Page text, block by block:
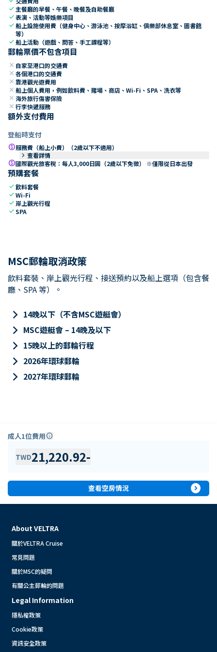
check 主餐廳的早餐、午餐、晚餐及自助餐廳
check表演、活動等娛樂項目
check船上設施使用費（健身中心、游泳池、按摩浴缸、俱樂部休息室、圖書館
等）
check船上活動（遊戲、問答、手工課程等）
郵輪票價不包含項目
close 自家至港口的交通費
close 各個港口的交通費
close 靠港觀光遊費用
close 船上個人費用，例如飲料費、賭場、商店、Wi-Fi、SPA、洗衣等
close 海外旅行傷害保險
close 行李快遞服務
額外支付費用
登船時支付
paid服務費（船上小費）（2歲以下不適用）
keyboard_arrow_right 查看詳情
paid國際觀光旅客稅：每人3,000日圓（2歲以下免徵） ※僅限從日本出發
預購套餐
check飲料套餐
checkWi-Fi
check 岸上觀光行程
checkSPA
MSC郵輪取消政策
飲料套裝、岸上觀光行程、接送預約以及船上選項（包含餐
廳、SPA 等）。
keyboard_arrow_right 14晚以下（不含MSC遊艇會）
keyboard_arrow_right MSC遊艇會 – 14晚及以下
keyboard_arrow_right 15晚以上的郵輪行程
keyboard_arrow_right 2026年環球郵輪
keyboard_arrow_right 2027年環球郵輪
成人1位費用info
TWD21,220.92-
查看空房情況 expand_circle_right
About VELTRA
關於VELTRA Cruise
常見問題
關於MSC的疑問
有關公主郵輪的問題
Legal Information
隱私權政策
Cookie政策
資訊安全政策